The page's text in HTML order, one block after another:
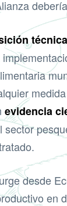
evidencia
sector
desde
en